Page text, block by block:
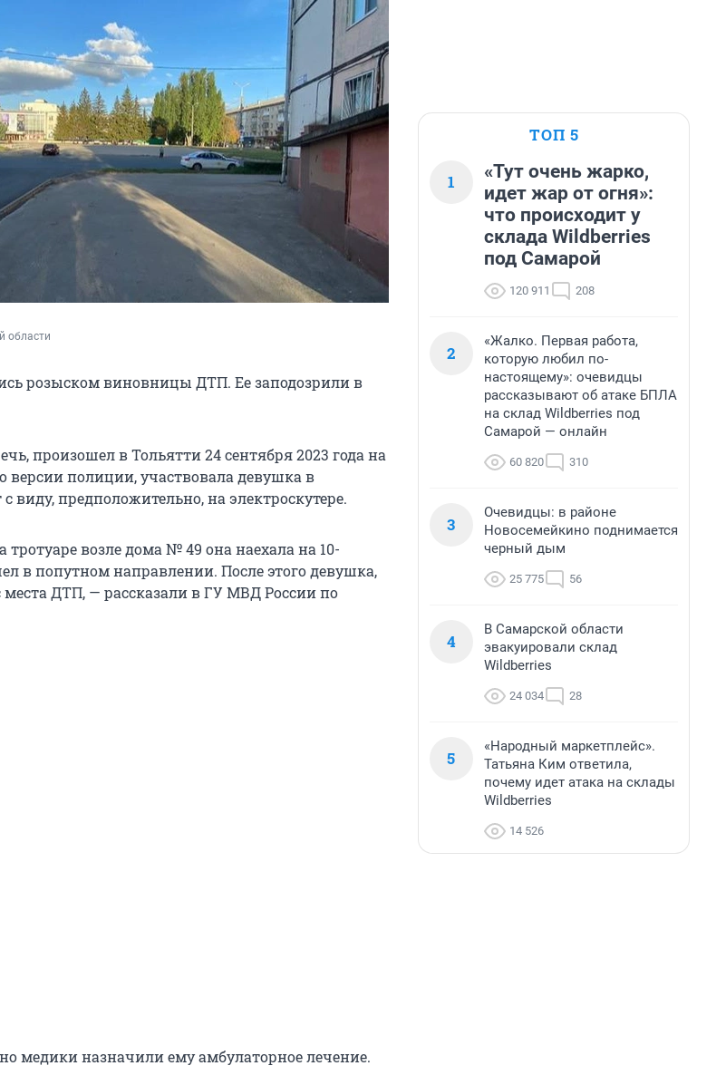
области
розыском виновницы ДТП. Ее заподозрили в
произошел в Тольятти 24 сентября 2023 года на
версии полиции, участвовала девушка в
виду, предположительно, на электроскутере.
тротуаре возле дома № 49 она наехала на 10-
в попутном направлении. После этого девушка,
места ДТП, — рассказали в ГУ МВД России по
медики назначили ему амбулаторное лечение.
ТОП 5
1
«Тут очень жарко,
идет жар от огня»:
что происходит у
склада Wildberries
под Самарой
120 911 208
2
«Жалко. Первая работа,
которую любил по-
настоящему»: очевидцы
рассказывают об атаке БПЛА
на склад Wildberries под
Самарой — онлайн
60 820 310
3
Очевидцы: в районе
Новосемейкино поднимается
черный дым
25 775 56
4
В Самарской области
эвакуировали склад
Wildberries
24 034 28
5
«Народный маркетплейс».
Татьяна Ким ответила,
почему идет атака на склады
Wildberries
14 526